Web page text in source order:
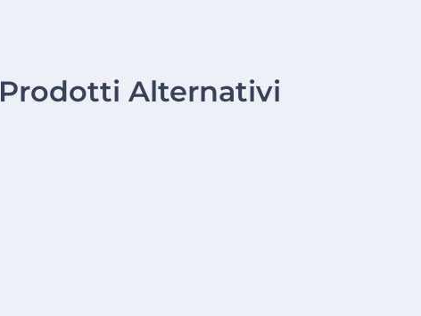
Prodotti Alternativi